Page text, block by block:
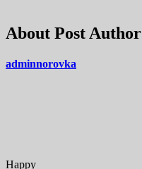
About Post Author
adminnorovka
Happy